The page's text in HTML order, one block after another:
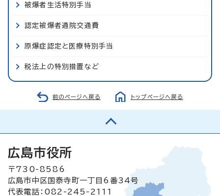
被爆者生活特別手当
認定被爆者通院交通費
原爆症認定と医療特別手当
税法上の特別措置など
前のページへ戻る トップページへ戻る
広島市役所
〒730-8586
広島市中区国泰寺町一丁目6番34号
代表電話：082-245-2111